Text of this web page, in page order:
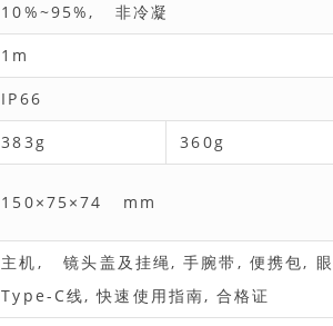
10%~95%, 非冷凝
1m
IP66
383g 360g
150×75×74 mm
主机, 镜头盖及挂绳, 手腕带, 便携包,
Type-C线, 快速使用指南, 合格证